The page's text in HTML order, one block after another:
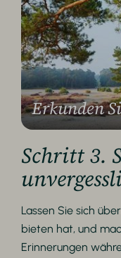
Erkunden
Schritt 3.
Lassen Sie sich
bieten hat, und
Erinnerungen